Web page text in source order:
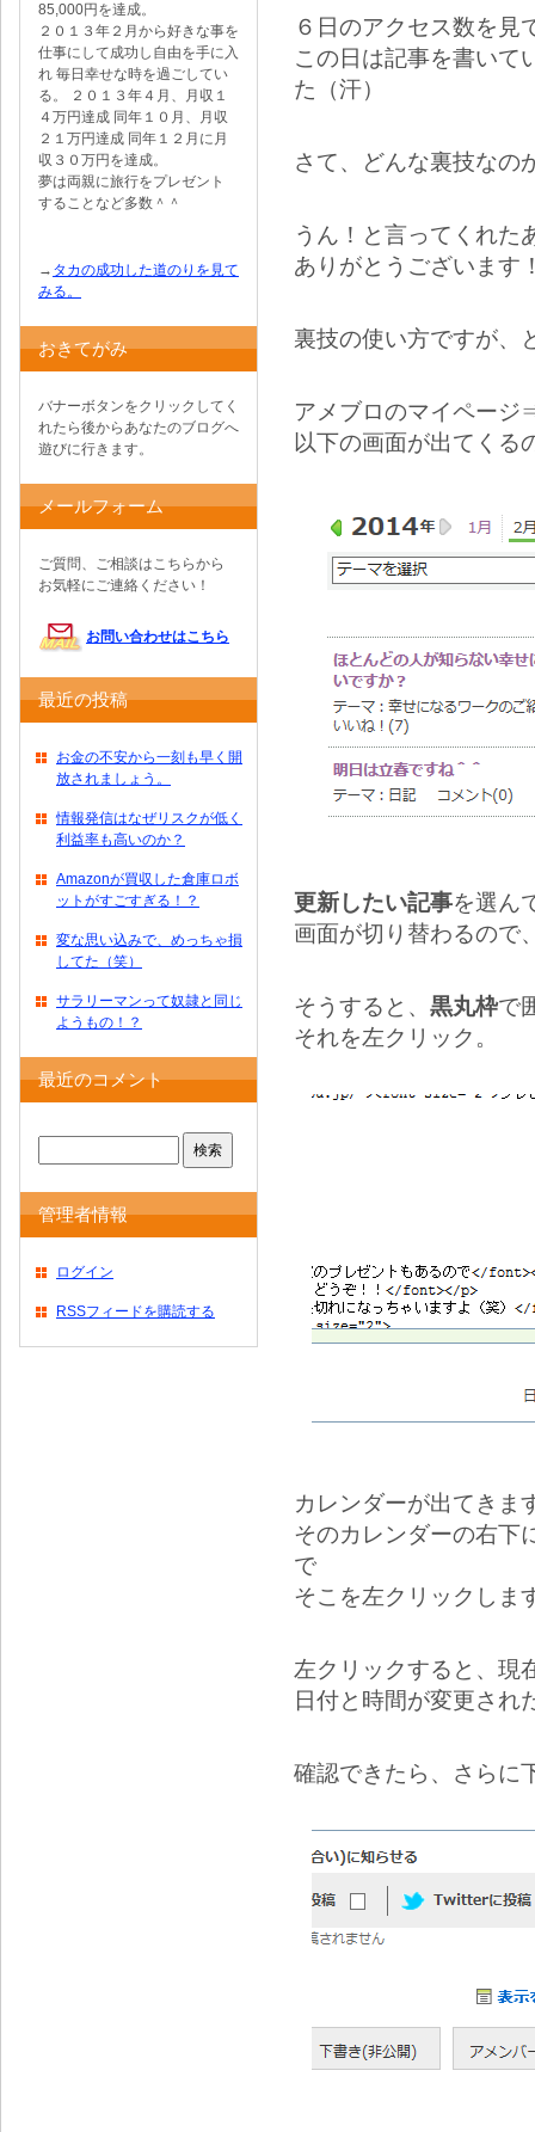
６日のアクセス数を見
この日は記事を書いて
た（汗）
さて、どんな裏技なの
うん！と言ってくれた
ありがとうございます
裏技の使い方ですが、
アメブロのマイペー
以下の画面が出てくる
更新したい記事を選ん
画面が切り替わるので
そうすると、 黒丸枠で
それを左クリック。
カレンダーが出てきま
そのカレンダーの右下
で
そこを左クリックしま
左クリックすると、現
日付と時間が変更され
確認できたら、さらに
85,000円を達成。
２０１３年２月から好きな事を
仕事にして成功し自由を手に入
れ 毎日幸せな時を過ごしてい
る。 ２０１３年４月、月収１
４万円達成 同年１０月、月収
２１万円達成 同年１２月に月
収３０万円を達成。
夢は両親に旅行をプレゼント
することなど多数＾＾
→ タカの成功した道のりを見て
みる。
おきてがみ
バナーボタンをクリックしてく
れたら後からあなたのブログへ
遊びに行きます。
メールフォーム
ご質問、ご相談はこちらから
お気軽にご連絡ください！
お問い合わせはこちら
最近の投稿
お金の不安から一刻も早く開
放されましょう。
情報発信はなぜリスクが低く
利益率も高いのか？
Amazonが買収した倉庫ロボ
ットがすごすぎる！？
変な思い込みで、めっちゃ損
してた（笑）
サラリーマンって奴隷と同じ
ようもの！？
最近のコメント
管理者情報
ログイン
RSSフィードを購読する